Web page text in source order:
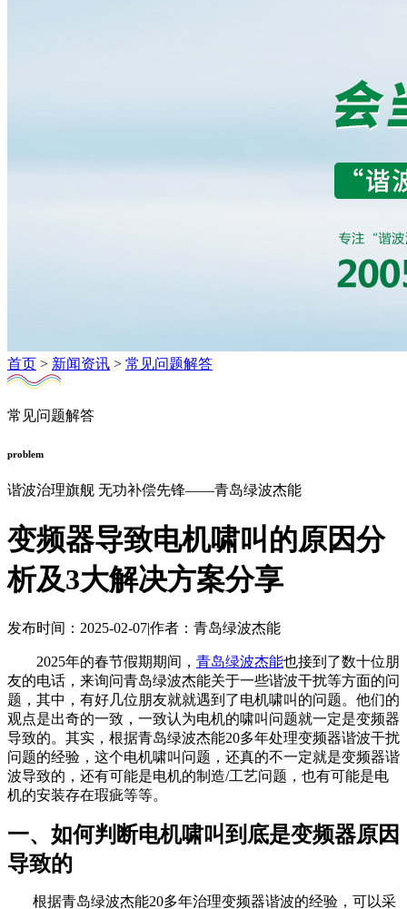
首页 > 新闻资讯 > 常见问题解答
常见问题解答
problem
谐波治理旗舰 无功补偿先锋——青岛绿波杰能
变频器导致电机啸叫的原因分
析及3大解决方案分享
发布时间：2025-02-07|作者：青岛绿波杰能
2025年的春节假期期间， 青岛绿波杰能也接到了数十位朋
友的电话，来询问青岛绿波杰能关于一些谐波干扰等方面的问
题，其中，有好几位朋友就就遇到了电机啸叫的问题。他们的
观点是出奇的一致，一致认为电机的啸叫问题就一定是变频器
导致的。其实，根据青岛绿波杰能20多年处理变频器谐波干扰
问题的经验，这个电机啸叫问题，还真的不一定就是变频器谐
波导致的，还有可能是电机的制造/工艺问题，也有可能是电
机的安装存在瑕疵等等。
一、如何判断电机啸叫到底是变频器原因
导致的
根据青岛绿波杰能20多年治理变频器谐波的经验，可以采